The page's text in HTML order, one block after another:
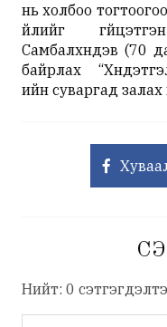
нь холбоо
үйлийг
Самбалхүндэв (70
байрлах
ийн суваргад
Нийт: 0